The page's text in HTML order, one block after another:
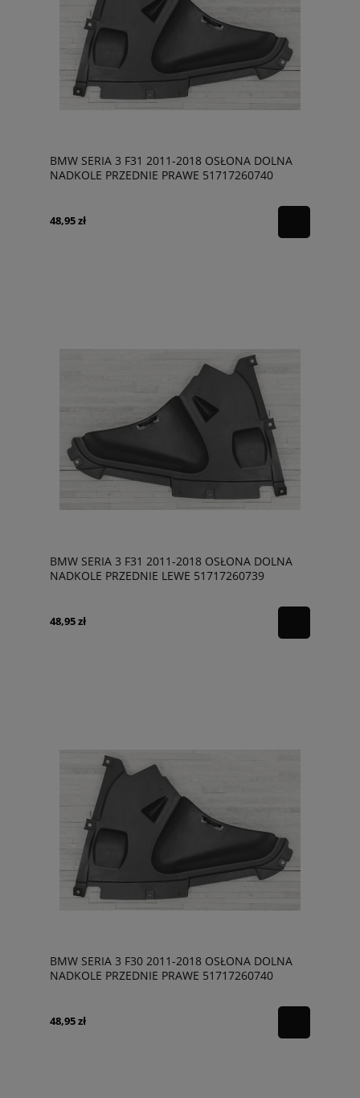
BMW SERIA 3 F31 2011-2018 OSŁONA DOLNA
NADKOLE PRZEDNIE PRAWE 51717260740
48,95 zł
BMW SERIA 3 F31 2011-2018 OSŁONA DOLNA
NADKOLE PRZEDNIE LEWE 51717260739
48,95 zł
BMW SERIA 3 F30 2011-2018 OSŁONA DOLNA
NADKOLE PRZEDNIE PRAWE 51717260740
48,95 zł